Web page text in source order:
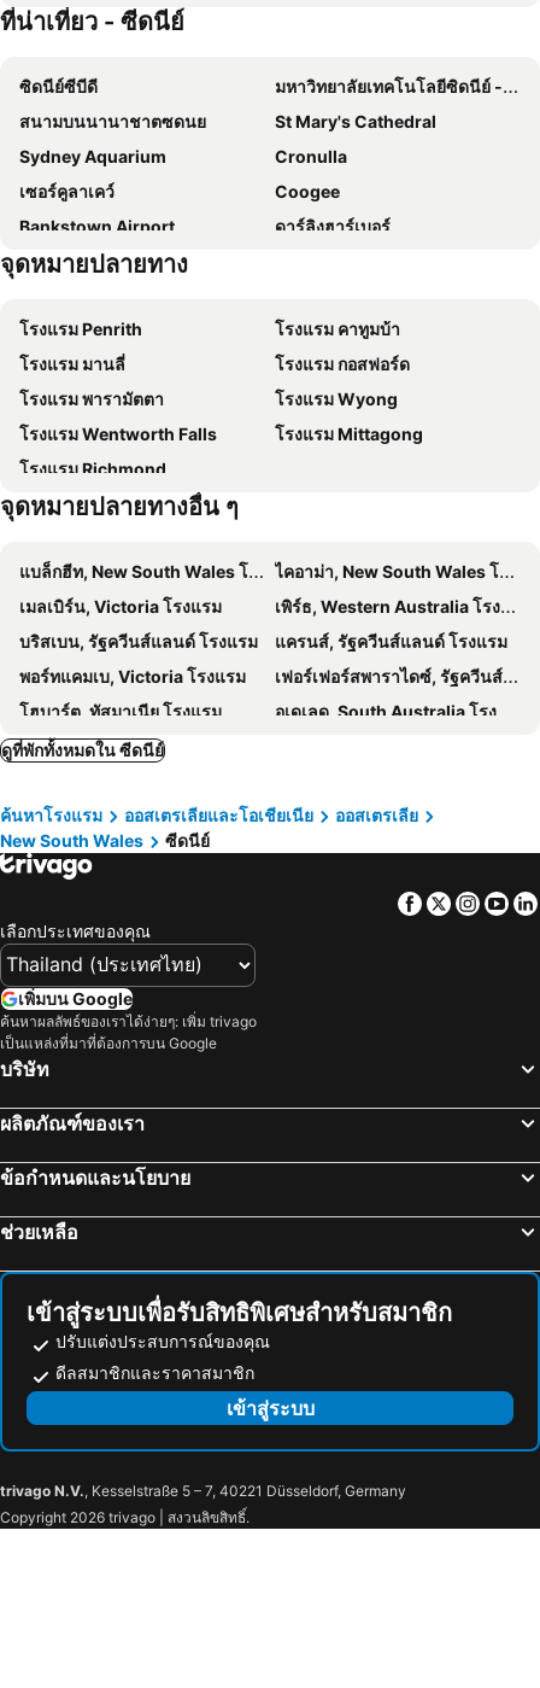
Rydges Sydney Central
ไอบิส บัดเจ็ท ซิดนีย์ อีสต์
Meriton Suites North Sydney
Sydney Central Hotel managed by The Ascott Limited
YEHS Hotel Sydney QVB
โรงแรมซอง ซิดนีย์
Mariners Court Hotel Sydney
The Sebel Quay West Suites Sydney
Sydney Harbour Hotel
โรงแรมแม็คเคลีย
28 Hotel
Novotel Sydney on Darling Harbour
Rydges Australia Square
ริดเจส เวิลด์ สแควร์
Holiday Inn Express Sydney Macquarie Park By Ihg
โรงแรมรองเดวู ซิดนีย์ เซ็นทรัล
Little National Hotel Sydney
Pullman Quay Grand Sydney Harbour
Cozy M Hotel
The Occidental Hotel
Coogee Bay Boutique Hotel
ฮิลตัน ซิดนีย์
PARKROYAL Darling Harbour, Sydney
Vibe Hotel Sydney Darling Harbour
The Grand Hotel
โรงแรมเรดิสัน บลู พลาซ่า ซิดนีย์
Haven Glebe
เอพีเอ็กซ์ ดาร์ลิงฮาร์เบอร์
Wildlife Retreat at Taronga
Bar Broadway
Campsie Hotel
Citadines Connect Sydney Airport
โรงแรมเดอะเคิร์กตัน
ที่น่าเที่ยว - ซีดนีย์
ซิดนีย์ซีบีดี
มหาวิทยาลัยเทคโนโลยีซิดนีย์ - ยูทีเอส
สนามบนนานาชาตซดนย
St Mary's Cathedral
Sydney Aquarium
Cronulla
เซอร์คูลาเคว์
Coogee
Bankstown Airport
ดาร์ลิงฮาร์เบอร์
พอตส์พอยต์
Ultimo
Harbour Bridge Climb
มหาวิทยาลัยนิวเซาธ์เวลส์ - ยูเอ็นดับบลิวเอส
Westfield Burwood
Dee Why Beach
เอทตาลอง
The Rocks Markets
Double Bay Organic Markets
Lord Howe Island Group
ถนนจอร์จ
หอคอยซิดนีย์ - เซ็นเตอร์พ้อยท์ทาวเวอร์
เดอะสตาร์
Royal National Park
Caringbah
Sydney Hospital
เวสต์ฟิลด์ลิเวอร์พูล
แพดดิงตัน
Elizabeth Bay House
Malabar Beach
จุดหมายปลายทาง
โรงแรม Penrith
โรงแรม คาทูมบ้า
โรงแรม มานลี่
โรงแรม กอสฟอร์ด
โรงแรม พารามัตตา
โรงแรม Wyong
โรงแรม Wentworth Falls
โรงแรม Mittagong
โรงแรม Richmond
จุดหมายปลายทางอื่น ๆ
แบล็กฮีท, New South Wales โรงแรม
ไคอาม่า, New South Wales โรงแรม
เมลเบิร์น, Victoria โรงแรม
เพิร์ธ, Western Australia โรงแรม
บริสเบน, รัฐควีนส์แลนด์ โรงแรม
แครนส์, รัฐควีนส์แลนด์ โรงแรม
พอร์ทแคมเบ, Victoria โรงแรม
เฟอร์เฟอร์สพาราไดซ์, รัฐควีนส์แลนด์ โรงแรม
โฮบาร์ต, ทัสมาเนีย โรงแรม
อเดเลด, South Australia โรงแรม
ดูที่พักทั้งหมดใน ซีดนีย์
ค้นหาโรงแรม ออสเตรเลียและโอเชียเนีย
ออสเตรเลีย
New South Wales
ซีดนีย์
Facebook
Twitter
เลือกประเทศของคุณ
เพิ่มบน Google
ค้นหาผลลัพธ์ของเราได้ง่ายๆ: เพิ่ม trivago
เป็นแหล่งที่มาที่ต้องการบน Google
บริษัท
ผลิตภัณฑ์ของเรา
ข้อกำหนดและนโยบาย
ช่วยเหลือ
เข้าสู่ระบบเพื่อรับสิทธิพิเศษสำหรับสมาชิก
ปรับแต่งประสบการณ์ของคุณ
ดีลสมาชิกและราคาสมาชิก
เข้าสู่ระบบ
trivago N.V., Kesselstraße 5 – 7, 40221 Düsseldorf, Germany
Copyright 2026 trivago | สงวนลิขสิทธิ์.